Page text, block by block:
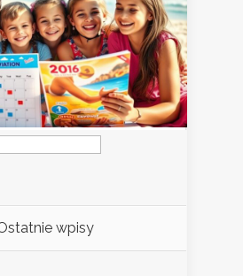
wpisy